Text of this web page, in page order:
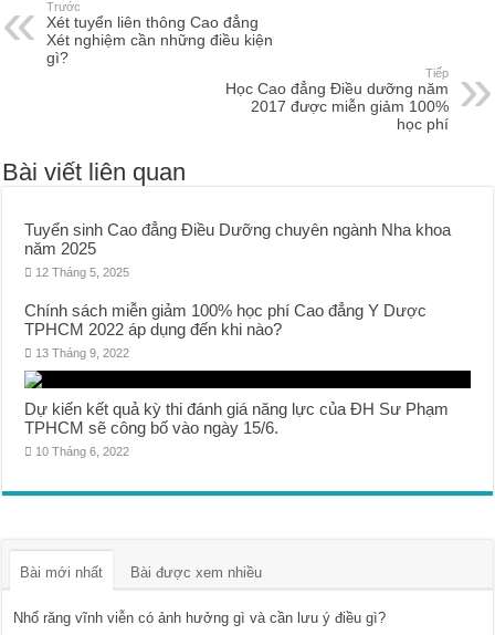
Trước
Xét tuyển liên thông Cao đẳng
Xét nghiệm cần những điều kiện
gì?
Tiếp
Học Cao đẳng Điều dưỡng năm
2017 được miễn giảm 100%
học phí
Bài viết liên quan
Tuyển sinh Cao đẳng Điều Dưỡng chuyên ngành Nha khoa
năm 2025
12 Tháng 5, 2025
Chính sách miễn giảm 100% học phí Cao đẳng Y Dược
TPHCM 2022 áp dụng đến khi nào?
13 Tháng 9, 2022
Dự kiến kết quả kỳ thi đánh giá năng lực của ĐH Sư Phạm
TPHCM sẽ công bố vào ngày 15/6.
10 Tháng 6, 2022
Bài mới nhất Bài được xem nhiều
Nhổ răng vĩnh viễn có ảnh hưởng gì và cần lưu ý điều gì?